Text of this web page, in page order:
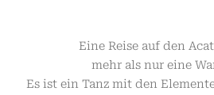
Eine Reise auf den
mehr als nur eine
Es ist ein Tanz mit den